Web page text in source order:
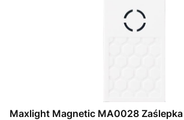
Maxlight Magnetic MA0028